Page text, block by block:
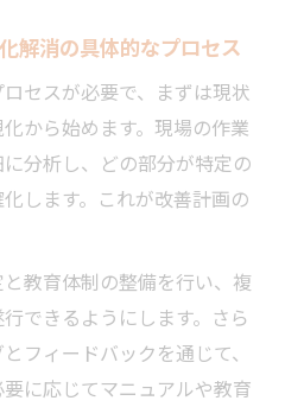
解消の具体的なプロセス
セスが必要で、まずは現状
から始めます。現場の作業
分析し、どの部分が特定の
します。これが改善計画の
教育体制の整備を行い、複
できるようにします。さら
フィードバックを通じて、
に応じてマニュアルや教育